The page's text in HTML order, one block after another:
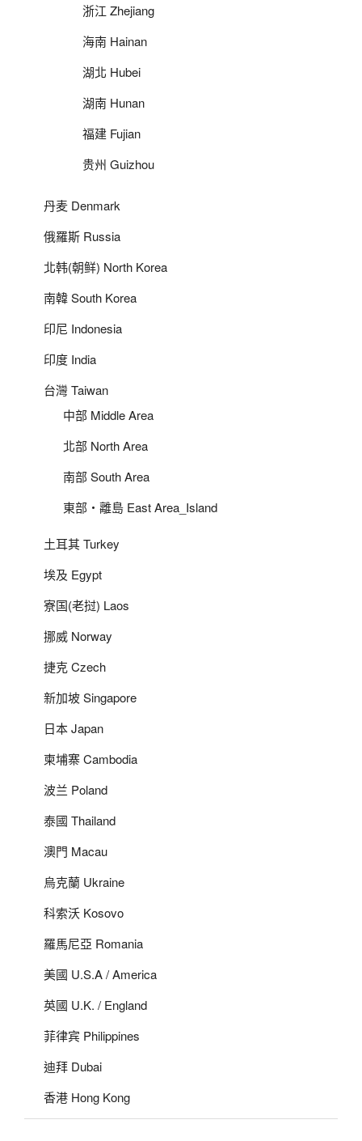
浙江 Zhejiang
海南 Hainan
湖北 Hubei
湖南 Hunan
福建 Fujian
贵州 Guizhou
丹麦 Denmark
俄羅斯 Russia
北韩(朝鲜) North Korea
南韓 South Korea
印尼 Indonesia
印度 India
台灣 Taiwan
中部 Middle Area
北部 North Area
南部 South Area
東部‧離島 East Area_Island
土耳其 Turkey
埃及 Egypt
寮国(老挝) Laos
挪威 Norway
捷克 Czech
新加坡 Singapore
日本 Japan
柬埔寨 Cambodia
波兰 Poland
泰國 Thailand
澳門 Macau
烏克蘭 Ukraine
科索沃 Kosovo
羅馬尼亞 Romania
美國 U.S.A / America
英國 U.K. / England
菲律宾 Philippines
迪拜 Dubai
香港 Hong Kong